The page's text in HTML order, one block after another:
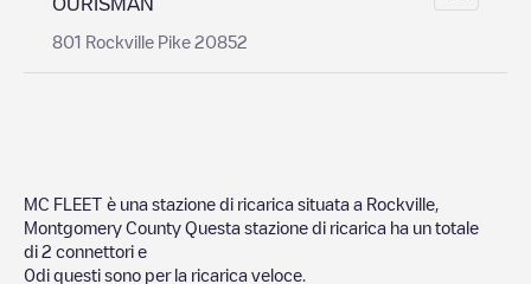
801 Rockville Pike 20852
MC FLEET è una stazione di ricarica situata a Rockville
Montgomery County Questa stazione di ricarica ha un totale
di 2 connettori e
0di questi sono per la ricarica veloce.